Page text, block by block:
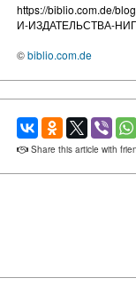
https://biblio.com.de/
И-ИЗДАТЕЛЬСТВА-
©biblio.com.de
Share this article with